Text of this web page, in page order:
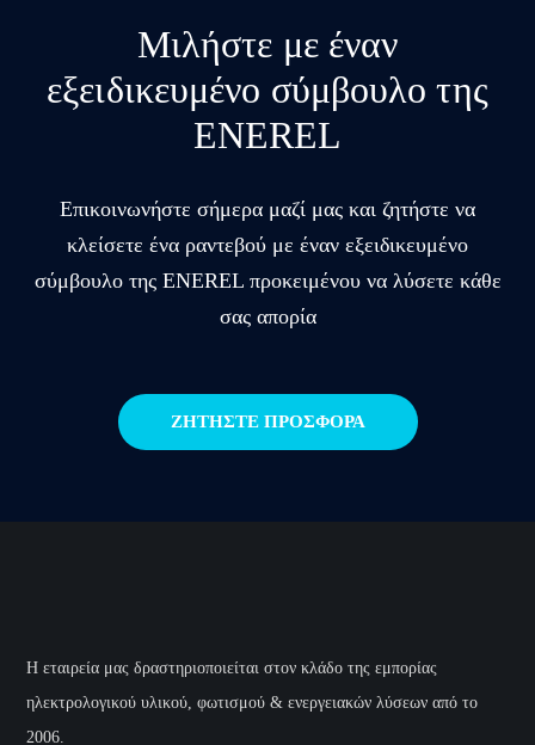
Μιλήστε με έναν
εξειδικευμένο σύμβουλο της
ENEREL
Επικοινωνήστε σήμερα μαζί μας και ζητήστε να
κλείσετε ένα ραντεβού με έναν εξειδικευμένο
σύμβουλο της ENEREL προκειμένου να λύσετε κάθε
σας απορία
ΖΗΤΗΣΤΕ ΠΡΟΣΦΟΡΑ
H εταιρεία μας δραστηριοποιείται στον κλάδο της εμπορίας
ηλεκτρολογικού υλικού, φωτισμού & ενεργειακών λύσεων από το
2006.